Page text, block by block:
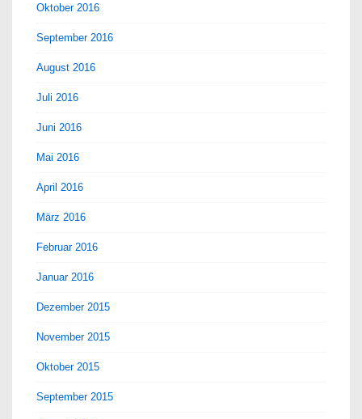
Oktober 2016
September 2016
August 2016
Juli 2016
Juni 2016
Mai 2016
April 2016
März 2016
Februar 2016
Januar 2016
Dezember 2015
November 2015
Oktober 2015
September 2015